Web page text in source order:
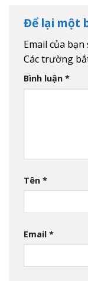
Để lại một
Email của
Các trường
Bình luận *
Tên *
Email *